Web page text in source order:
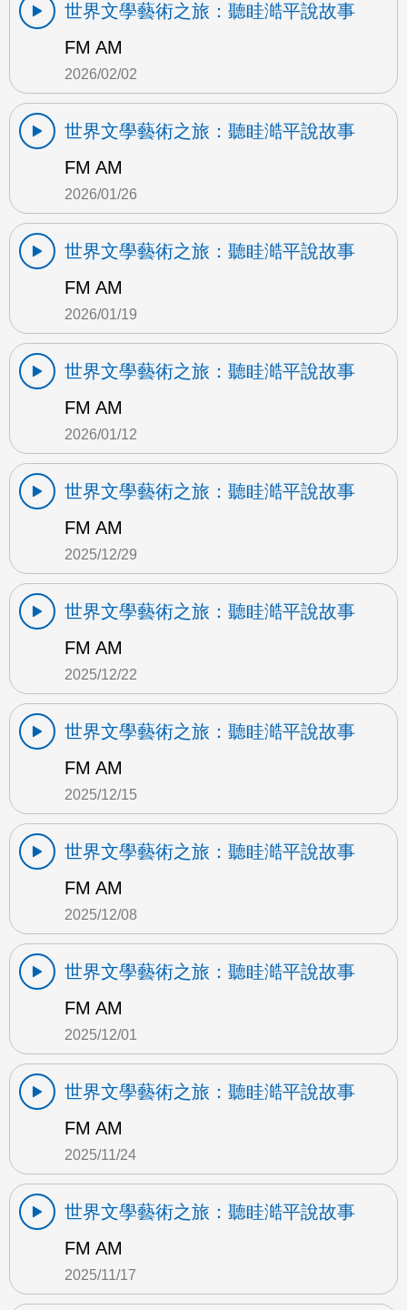
世界文學藝術之旅：聽眭澔平說故事
FM AM
2026/02/02
世界文學藝術之旅：聽眭澔平說故事
FM AM
2026/01/26
世界文學藝術之旅：聽眭澔平說故事
FM AM
2026/01/19
世界文學藝術之旅：聽眭澔平說故事
FM AM
2026/01/12
世界文學藝術之旅：聽眭澔平說故事
FM AM
2025/12/29
世界文學藝術之旅：聽眭澔平說故事
FM AM
2025/12/22
世界文學藝術之旅：聽眭澔平說故事
FM AM
2025/12/15
世界文學藝術之旅：聽眭澔平說故事
FM AM
2025/12/08
世界文學藝術之旅：聽眭澔平說故事
FM AM
2025/12/01
世界文學藝術之旅：聽眭澔平說故事
FM AM
2025/11/24
世界文學藝術之旅：聽眭澔平說故事
FM AM
2025/11/17